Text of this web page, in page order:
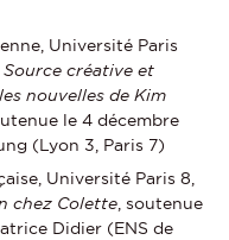
Université Paris
Source créative et
nouvelles de Kim
le 4 décembre
(Lyon 3, Paris 7)
Université Paris 8,
chez Colette , soutenue
Didier (ENS de